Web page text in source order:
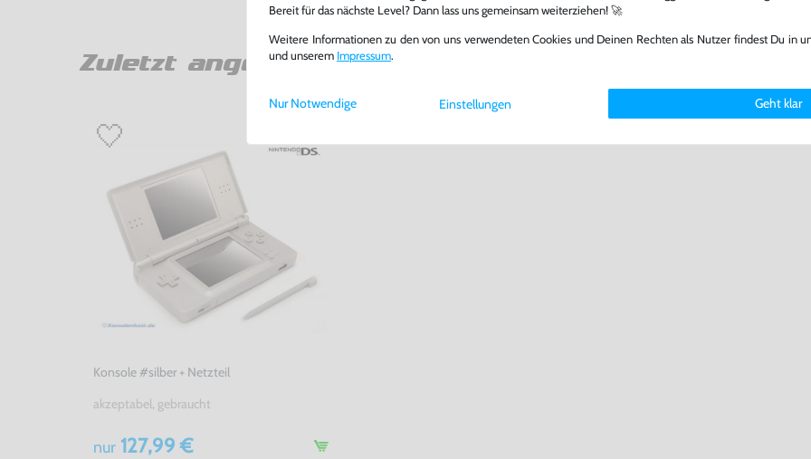
Zuletzt angesehen
Konsole #silber + Netzteil
akzeptabel, gebraucht
nur 127,99 €
Bereit für das nächste Level? Dann lass uns gemeinsam weiterziehen! 🚀
Weitere Informationen zu den von uns verwendeten Cookies und Deinen Rechten als Nutzer findest Du in
und unserem Impressum.
Einstellungen Geht klar
Nur Notwendige